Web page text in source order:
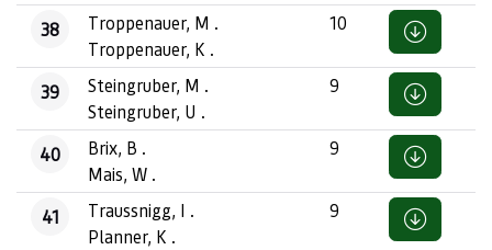
38
Troppenauer, M .
Troppenauer, K .
10
39
Steingruber, M .
Steingruber, U .
9
40
Brix, B .
Mais, W .
9
41
Traussnigg, I .
Planner, K .
9